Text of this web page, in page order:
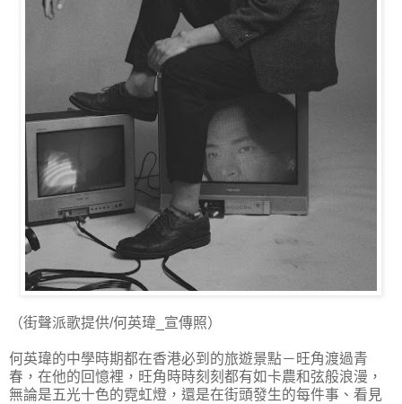
（街聲派歌提供/何英瑋_宣傳照）
何英瑋的中學時期都在香港必到的旅遊景點－旺角渡過青
春，在他的回憶裡，旺角時時刻刻都有如卡農和弦般浪漫，
無論是五光十色的霓虹燈，還是在街頭發生的每件事、看見